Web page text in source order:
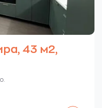
43 м2,